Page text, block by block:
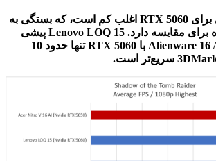
البته، حاشیه پیروزی برای RTX 5060 اغلب کم است، که بستگی به
لپ‌تاپ مورد استفاده برای مقایسه دارد. Lenovo LOQ 15 پیشی
می‌گیرد، اما Alienware 16 Aurora با RTX 5060 تنها حدود 10